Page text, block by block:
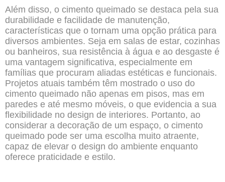
Além disso, o cimento queimado se destaca pela sua
durabilidade e facilidade de manutenção,
características que o tornam uma opção prática para
diversos ambientes. Seja em salas de estar, cozinhas
ou banheiros, sua resistência à água e ao desgaste é
uma vantagem significativa, especialmente em
famílias que procuram aliadas estéticas e funcionais.
Projetos atuais também têm mostrado o uso do
cimento queimado não apenas em pisos, mas em
paredes e até mesmo móveis, o que evidencia a sua
flexibilidade no design de interiores. Portanto, ao
considerar a decoração de um espaço, o cimento
queimado pode ser uma escolha muito atraente,
capaz de elevar o design do ambiente enquanto
oferece praticidade e estilo.